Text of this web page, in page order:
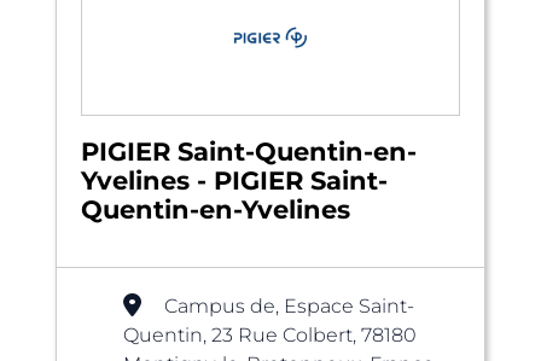
PIGIER Saint-Quentin-en-
Yvelines - PIGIER Saint-
Quentin-en-Yvelines
Campus de, Espace Saint-
Quentin, 23 Rue Colbert, 78180